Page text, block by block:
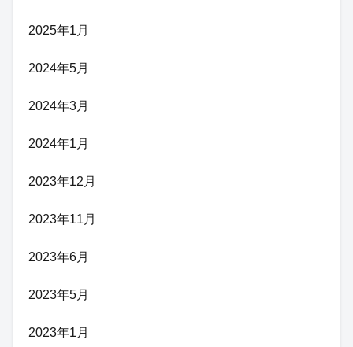
2025年1月
2024年5月
2024年3月
2024年1月
2023年12月
2023年11月
2023年6月
2023年5月
2023年1月